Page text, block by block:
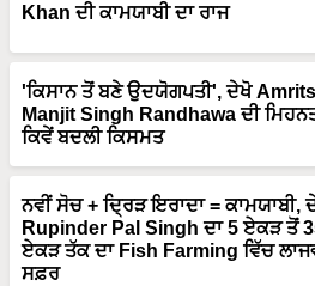
Khan ਦੀ ਕਾਮਯਾਬੀ ਦਾ ਰਾਜ
'ਕਿਸਾਨ ਤੋਂ ਬਣੇ ਉਦਯੋਗਪਤੀ', ਦੇਖੋ
Manjit Singh Randhawa ਦੀ
ਕਿਵੇਂ ਬਦਲੀ ਕਿਸਮਤ
ਨਵੀਂ ਸੋਚ + ਦ੍ਰਿੜ ਇਰਾਦਾ = ਕਾਮਯਾਬੀ,
Rupinder Pal Singh ਦਾ 5 ਏਕੜ ਤੋਂ
ਏਕੜ ਤੱਕ ਦਾ Fish Farming ਵਿੱਚ
ਸਫ਼ਰ